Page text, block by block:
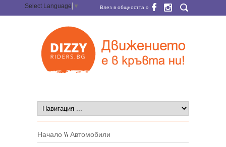
Select Language ▼ Влез в общността »
Начало \\ Автомобили